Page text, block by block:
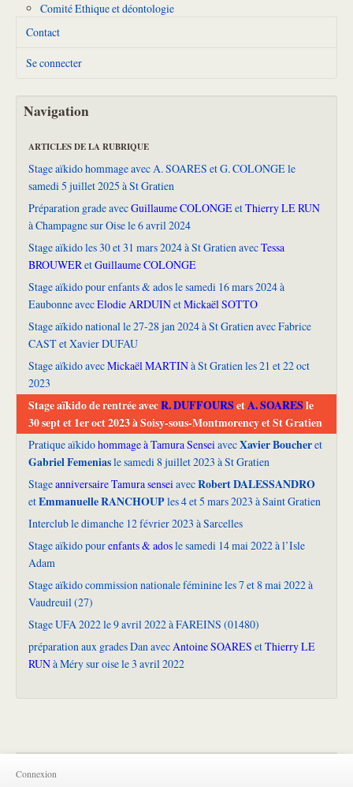
Comité Ethique et déontologie
Contact
Se connecter
Navigation
ARTICLES DE LA RUBRIQUE
Stage aïkido hommage avec A. SOARES et G. COLONGE le
samedi 5 juillet 2025 à St Gratien
Préparation grade avecGuillaume COLONGEetThierry LE RUN
à Champagne sur Oise le 6 avril 2024
Stage aïkido les 30 et 31 mars 2024 à St Gratien avecTessa
BROUWERetGuillaume COLONGE
Stage aïkido pour enfants & ados le samedi 16 mars 2024 à
Eaubonne avecElodie ARDUINetMickaël SOTTO
Stage aïkido national le 27-28 jan 2024 à St Gratien avec Fabrice
CAST et Xavier DUFAU
Stage aïkido avecMickaël MARTINà St Gratien les 21 et 22 oct
2023
Stage aïkido de rentrée avecR. DUFFOURSetA. SOARESle
30 sept et 1er oct 2023 à Soisy-sous-Montmorency et St Gratien
Pratique aïkidohommage à Tamura SenseiavecXavier Boucheret
Gabriel Femeniasle samedi 8 juillet 2023 à St Gratien
Stageanniversaire Tamura senseiavecRobert DALESSANDRO
etEmmanuelle RANCHOUPles 4 et 5 mars 2023 à Saint Gratien
Interclub le dimanche 12 février 2023 à Sarcelles
Stage aïkido pourenfants & adosle samedi 14 mai 2022 à l’Isle
Adam
Stage aïkido commission nationale féminine les 7 et 8 mai 2022 à
Vaudreuil (27)
Stage UFA 2022 le 9 avril 2022 à FAREINS (01480)
préparation aux grades Dan avecAntoine SOARES etThierry LE
RUNà Méry sur oise le 3 avril 2022
Connexion